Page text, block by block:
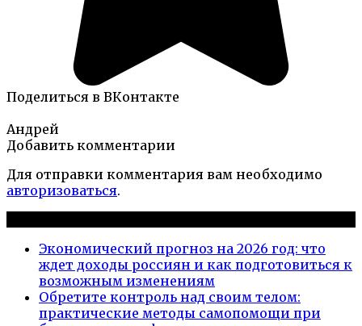
Поделиться в ВКонтакте
Андрей
Добавить комментарии
Для отправки комментария вам необходимо
авторизоваться.
Экономический прогноз на 2026 год: что
ждет доходы россиян и как подготовиться к
возможным изменениям
Обретите контроль над своим телом:
практические методы самопомощи при